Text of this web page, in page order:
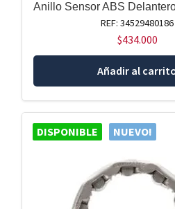
Anillo Sensor ABS
REF: 34529480186
$434.000
Añadir al
DISPONIBLE NUEVO!